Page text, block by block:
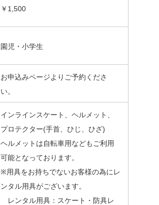
￥1,500
園児・小学生
お申込みページよりご予約くださ
い。
インラインスケート、ヘルメット、
プロテクター(手首、ひじ、ひざ)
ヘルメットは自転車用などもご利用
可能となっております。
※用具をお持ちでないお客様の為にレ
ンタル用具がございます。
レンタル用具：スケート・防具レ